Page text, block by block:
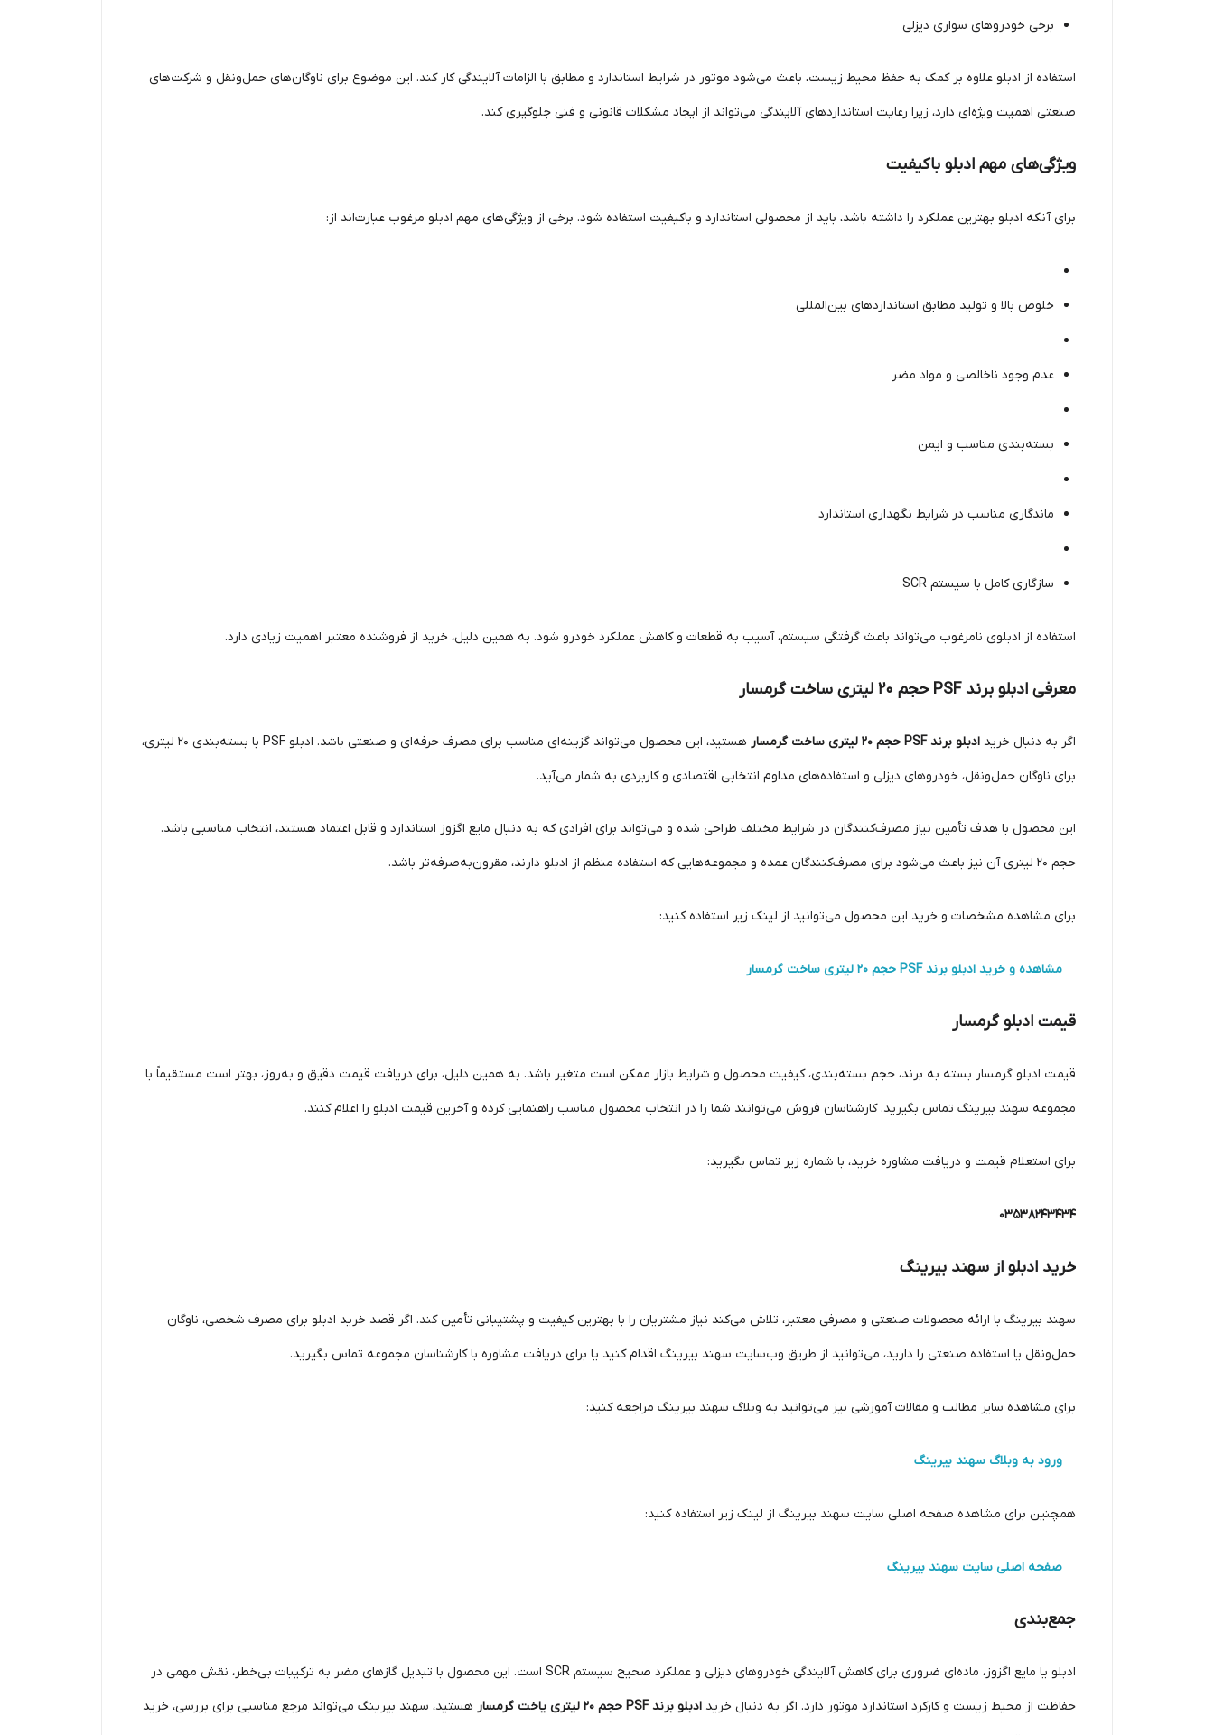
برخی خودروهای سواری دیزلی
استفاده از ادبلو علاوه بر کمک به حفظ محیط زیست، باعث می‌شود موتور در شرایط استاندارد و مطابق با الزامات آلایندگی کار کند. این موضوع برای ناوگان‌های حمل‌ونقل و شرکت‌های
صنعتی اهمیت ویژه‌ای دارد، زیرا رعایت استانداردهای آلایندگی می‌تواند از ایجاد مشکلات قانونی و فنی جلوگیری کند.
ویژگی‌های مهم ادبلو باکیفیت
برای آنکه ادبلو بهترین عملکرد را داشته باشد، باید از محصولی استاندارد و باکیفیت استفاده شود. برخی از ویژگی‌های مهم ادبلو مرغوب عبارت‌اند از:
خلوص بالا و تولید مطابق استانداردهای بین‌المللی
عدم وجود ناخالصی و مواد مضر
بسته‌بندی مناسب و ایمن
ماندگاری مناسب در شرایط نگهداری استاندارد
سازگاری کامل با سیستم SCR
استفاده از ادبلوی نامرغوب می‌تواند باعث گرفتگی سیستم، آسیب به قطعات و کاهش عملکرد خودرو شود. به همین دلیل، خرید از فروشنده معتبر اهمیت زیادی دارد.
معرفی ادبلو برند PSF حجم 20 لیتری ساخت گرمسار
اگر به دنبال خرید ادبلو برند PSF حجم 20 لیتری ساخت گرمسار
هستید، این محصول می‌تواند گزینه‌ای مناسب برای مصرف حرفه‌ای و صنعتی باشد. ادبلو PSF با بسته‌بندی 20 لیتری،
برای ناوگان حمل‌ونقل، خودروهای دیزلی و استفاده‌های مداوم انتخابی اقتصادی و کاربردی به شمار می‌آید.
این محصول با هدف تأمین نیاز مصرف‌کنندگان در شرایط مختلف طراحی شده و می‌تواند برای افرادی که به دنبال مایع اگزوز استاندارد و قابل اعتماد هستند، انتخاب مناسبی باشد.
حجم 20 لیتری آن نیز باعث می‌شود برای مصرف‌کنندگان عمده و مجموعه‌هایی که استفاده منظم از ادبلو دارند، مقرون‌به‌صرفه‌تر باشد.
برای مشاهده مشخصات و خرید این محصول می‌توانید از لینک زیر استفاده کنید:
مشاهده و خرید ادبلو برند PSF حجم 20 لیتری ساخت گرمسار
قیمت ادبلو گرمسار
قیمت ادبلو گرمسار بسته به برند، حجم بسته‌بندی، کیفیت محصول و شرایط بازار ممکن است متغیر باشد. به همین دلیل، برای دریافت قیمت دقیق و به‌روز، بهتر است مستقیماً با
مجموعه سهند بیرینگ تماس بگیرید. کارشناسان فروش می‌توانند شما را در انتخاب محصول مناسب راهنمایی کرده و آخرین قیمت ادبلو را اعلام کنند.
برای استعلام قیمت و دریافت مشاوره خرید، با شماره زیر تماس بگیرید:
03538243434
خرید ادبلو از سهند بیرینگ
سهند بیرینگ با ارائه محصولات صنعتی و مصرفی معتبر، تلاش می‌کند نیاز مشتریان را با بهترین کیفیت و پشتیبانی تأمین کند. اگر قصد خرید ادبلو برای مصرف شخصی، ناوگان
حمل‌ونقل یا استفاده صنعتی را دارید، می‌توانید از طریق وب‌سایت سهند بیرینگ اقدام کنید یا برای دریافت مشاوره با کارشناسان مجموعه تماس بگیرید.
برای مشاهده سایر مطالب و مقالات آموزشی نیز می‌توانید به وبلاگ سهند بیرینگ مراجعه کنید:
ورود به وبلاگ سهند بیرینگ
همچنین برای مشاهده صفحه اصلی سایت سهند بیرینگ از لینک زیر استفاده کنید:
صفحه اصلی سایت سهند بیرینگ
جمع‌بندی
ادبلو یا مایع اگزوز، ماده‌ای ضروری برای کاهش آلایندگی خودروهای دیزلی و عملکرد صحیح سیستم SCR است. این محصول با تبدیل گازهای مضر به ترکیبات بی‌خطر، نقش مهمی در
حفاظت از محیط زیست و کارکرد استاندارد موتور دارد. اگر به دنبال خرید ادبلو برند PSF حجم 20 لیتری یاخت گرمسار
هستید، سهند بیرینگ می‌تواند مرجع مناسبی برای بررسی، خرید